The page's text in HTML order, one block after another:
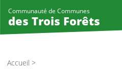
Communauté de Communes
des Trois Forêts
Accueil >